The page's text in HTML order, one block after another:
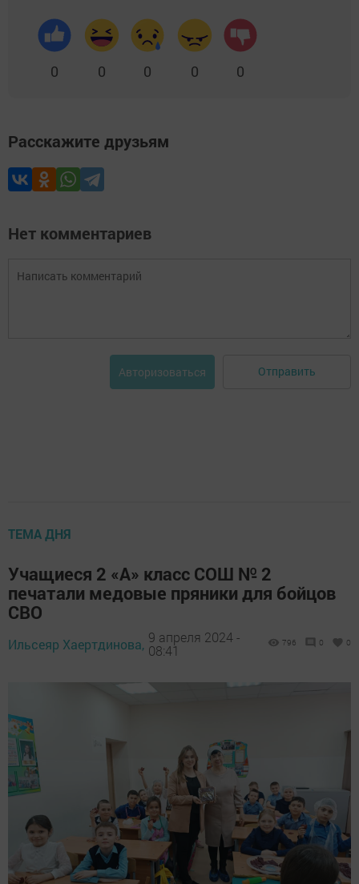
0 0 0 0 0
Расскажите друзьям
Нет комментариев
Авторизоваться Отправить
ТЕМА ДНЯ
Учащиеся 2 «А» класс СОШ № 2
печатали медовые пряники для бойцов
СВО
Ильсеяр Хаертдинова, 9 апреля 2024 -
08:41
796 0 0